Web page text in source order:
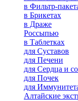
в Фильтр-
в Брикетах
в Драже
Россыпью
в Таблетках
для Cуставов
для Печени
для Сердца и
для Почек
для
Алтайские